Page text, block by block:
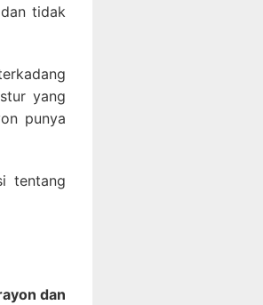
tidak
yang
punya
tentang
dan